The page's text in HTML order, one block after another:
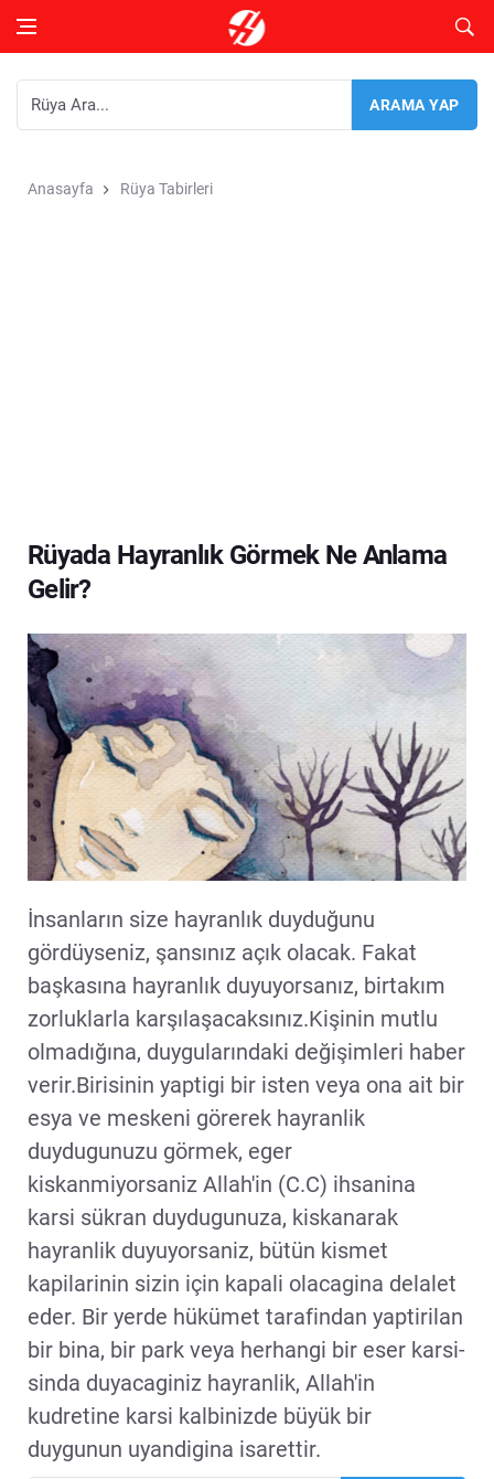
Anasayfa Rüya Tabirleri
Rüyada Hayranlık Görmek Ne Anlama
Gelir?
İnsanların size hayranlık duyduğunu
gördüyseniz, şansınız açık olacak. Fakat
başkasına hayranlık duyuyorsanız, birtakım
zorluklarla karşılaşacaksınız.Kişinin mutlu
olmadığına, duygularındaki değişimleri haber
verir.Birisinin yaptigi bir isten veya ona ait bir
esya ve meskeni görerek hayranlik
duydugunuzu görmek, eger
kiskanmiyorsaniz Allah'in (C.C) ihsanina
karsi sükran duydugunuza, kiskanarak
hayranlik duyuyorsaniz, bütün kismet
kapilarinin sizin için kapali olacagina delalet
eder. Bir yerde hükümet tarafindan yaptirilan
bir bina, bir park veya herhangi bir eser karsi-
sinda duyacaginiz hayranlik, Allah'in
kudretine karsi kalbinizde büyük bir
duygunun uyandigina isarettir.